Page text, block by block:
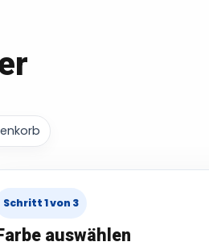
Schritt 1 von 3
auswählen